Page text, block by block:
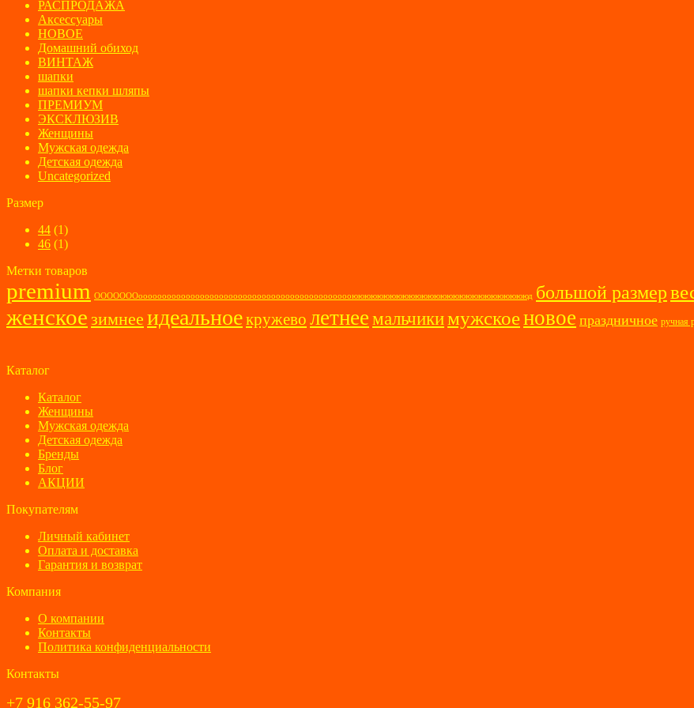
РАСПРОДАЖА
Аксессуары
НОВОЕ
Домашний обиход
ВИНТАЖ
шапки
шапки кепки шляпы
ПРЕМИУМ
ЭКСКЛЮЗИВ
Женщины
Мужская одежда
Детская одежда
Uncategorized
Размер
44 (1)
46 (1)
Метки товаров
premium ОООООООоооооооооооооооооооооооооооооооооооооооооооооююююююююююююююююююююююююююююд большой размер
женское зимнее идеальноекружево летнее мальчикимужскоеновое праздничное ручная
Каталог
Каталог
Женщины
Мужская одежда
Детская одежда
Бренды
Блог
АКЦИИ
Покупателям
Личный кабинет
Оплата и доставка
Гарантия и возврат
Компания
О компании
Контакты
Политика конфиденциальности
Контакты
+7 916 362-55-97